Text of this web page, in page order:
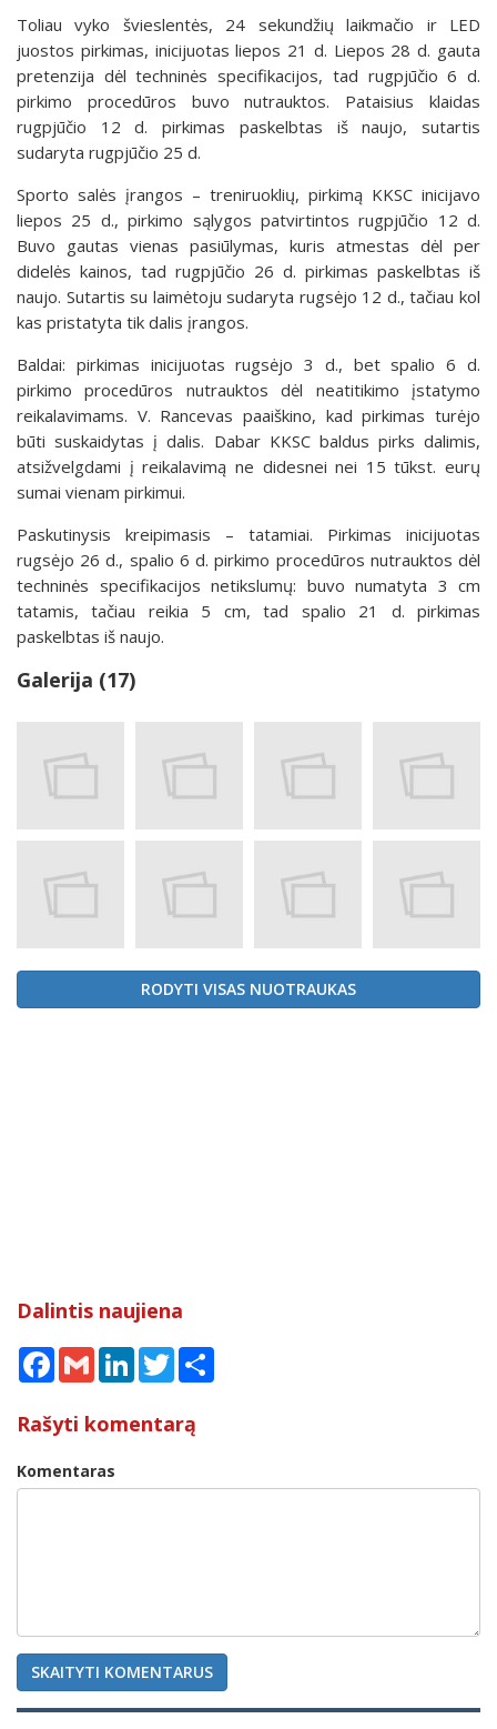
Toliau vyko švieslentės, 24 sekundžių laikmačio ir LED
juostos pirkimas, inicijuotas liepos 21 d. Liepos 28 d. gauta
pretenzija dėl techninės specifikacijos, tad rugpjūčio 6 d.
pirkimo procedūros buvo nutrauktos. Pataisius klaidas
rugpjūčio 12 d. pirkimas paskelbtas iš naujo, sutartis
sudaryta rugpjūčio 25 d.
Sporto salės įrangos – treniruoklių, pirkimą KKSC inicijavo
liepos 25 d., pirkimo sąlygos patvirtintos rugpjūčio 12 d.
Buvo gautas vienas pasiūlymas, kuris atmestas dėl per
didelės kainos, tad rugpjūčio 26 d. pirkimas paskelbtas iš
naujo. Sutartis su laimėtoju sudaryta rugsėjo 12 d., tačiau kol
kas pristatyta tik dalis įrangos.
Baldai: pirkimas inicijuotas rugsėjo 3 d., bet spalio 6 d.
pirkimo procedūros nutrauktos dėl neatitikimo įstatymo
reikalavimams. V. Rancevas paaiškino, kad pirkimas turėjo
būti suskaidytas į dalis. Dabar KKSC baldus pirks dalimis,
atsižvelgdami į reikalavimą ne didesnei nei 15 tūkst. eurų
sumai vienam pirkimui.
Paskutinysis kreipimasis – tatamiai. Pirkimas inicijuotas
rugsėjo 26 d., spalio 6 d. pirkimo procedūros nutrauktos dėl
techninės specifikacijos netikslumų: buvo numatyta 3 cm
tatamis, tačiau reikia 5 cm, tad spalio 21 d. pirkimas
paskelbtas iš naujo.
Galerija (17)
RODYTI VISAS NUOTRAUKAS
Dalintis naujiena
Facebook
Gmail LinkedInTwitter
Rašyti komentarą
Komentaras
SKAITYTI KOMENTARUS